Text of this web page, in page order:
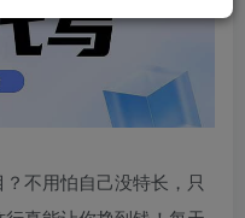
不用怕自己没特长，只